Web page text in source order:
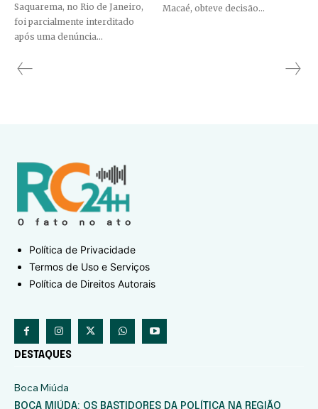
Saquarema, no Rio de Janeiro,
foi parcialmente interditado
após uma denúncia...
Macaé, obteve decisão...
Política de Privacidade
Termos de Uso e Serviços
Política de Direitos Autorais
DESTAQUES
Boca Miúda
BOCA MIÚDA: OS BASTIDORES DA POLÍTICA NA REGIÃO